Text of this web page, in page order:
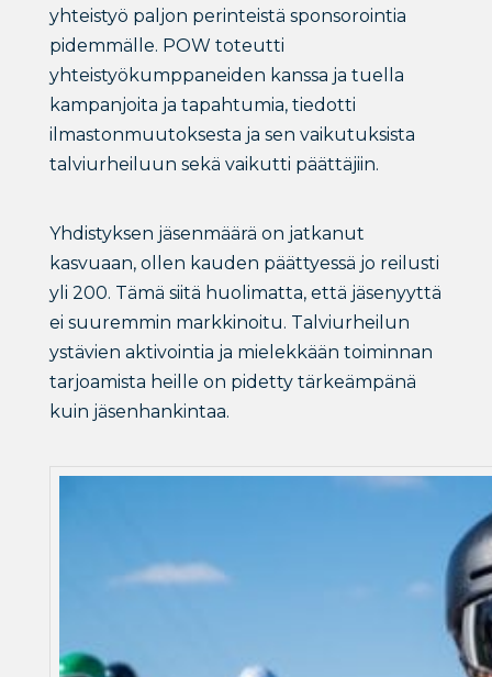
yhteistyö paljon perinteistä sponsorointia
pidemmälle. POW toteutti
yhteistyökumppaneiden kanssa ja tuella
kampanjoita ja tapahtumia, tiedotti
ilmastonmuutoksesta ja sen vaikutuksista
talviurheiluun sekä vaikutti päättäjiin.
Yhdistyksen jäsenmäärä on jatkanut
kasvuaan, ollen kauden päättyessä jo reilusti
yli 200. Tämä siitä huolimatta, että jäsenyyttä
ei suuremmin markkinoitu. Talviurheilun
ystävien aktivointia ja mielekkään toiminnan
tarjoamista heille on pidetty tärkeämpänä
kuin jäsenhankintaa.